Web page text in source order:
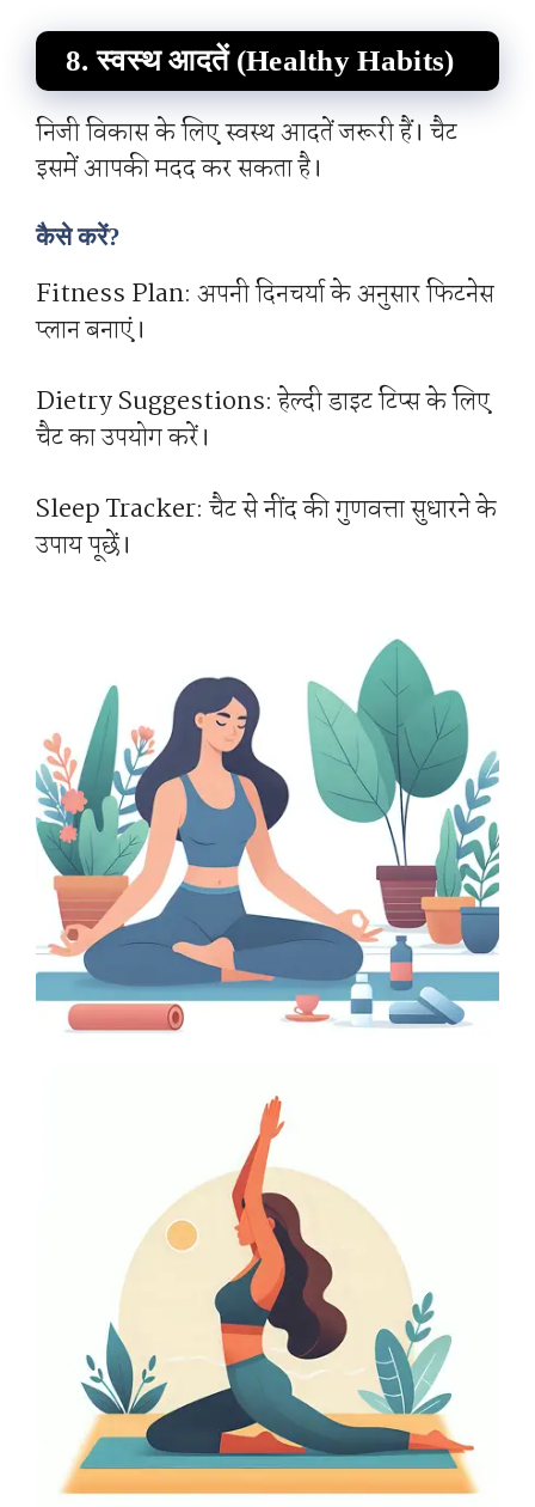
8. स्वस्थ आदतें (Healthy Habits)
निजी विकास के लिए स्वस्थ आदतें जरूरी हैं। चैट
इसमें आपकी मदद कर सकता है।
कैसे करें?
Fitness Plan: अपनी दिनचर्या के अनुसार फिटनेस
प्लान बनाएं।
Dietry Suggestions: हेल्दी डाइट टिप्स के लिए
चैट का उपयोग करें।
Sleep Tracker: चैट से नींद की गुणवत्ता सुधारने के
उपाय पूछें।